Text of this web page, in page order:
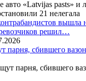
вышла
решил…
парня, сбившего